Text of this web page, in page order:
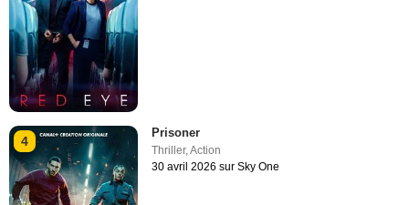
4
Prisoner
Thriller,Action
30 avril 2026 sur Sky One